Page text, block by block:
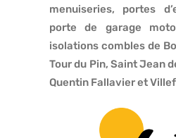
menuiseries, portes
porte de garage
isolations combles de
Tour du Pin, Saint Jean
Quentin Fallavier et